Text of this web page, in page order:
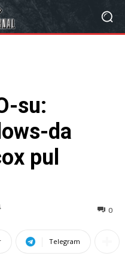
su:
da
pul
0
Telegram